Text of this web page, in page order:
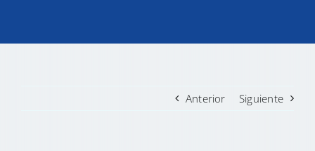
TRANSPARENCIA
Anterior Siguiente